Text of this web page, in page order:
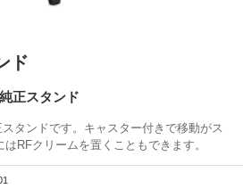
ド
正スタンド
タンドです。キャスター付きで移動がス
RFクリームを置くこともできます。